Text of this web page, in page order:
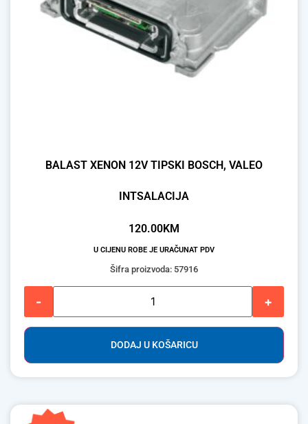
BALAST XENON 12V TIPSKI BOSCH, VALEO
INTSALACIJA
120.00KM
U CIJENU ROBE JE URAČUNAT PDV
Šifra proizvoda: 57916
- +
DODAJ U KOŠARICU